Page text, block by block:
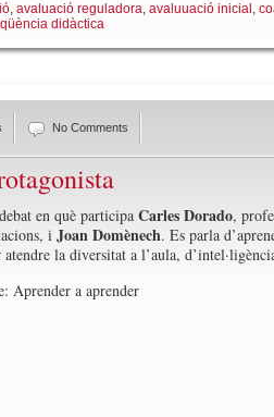
, avaluació reguladora, avaluuació inicial ,
didàctica
No Comments
en què participa Carles Dorado,
i Joan Domènech. Es parla
la diversitat a l’aula,
Aprender a aprender